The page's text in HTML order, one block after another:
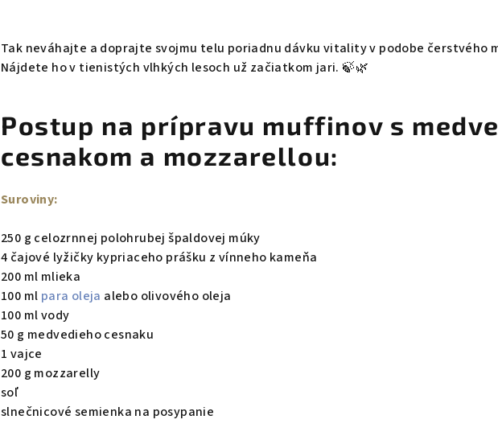
Tak neváhajte a doprajte svojmu telu poriadnu dávku vitality v podobe čerstvého
Nájdete ho v tienistých vlhkých lesoch už začiatkom jari. 🍃🌿
Postup na prípravu muffinov s
cesnakom a mozzarellou:
Suroviny:
250 g celozrnnej polohrubej špaldovej múky
4 čajové lyžičky kypriaceho prášku z vínneho kameňa
200 ml mlieka
100 ml para oleja alebo olivového oleja
100 ml vody
50 g medvedieho cesnaku
1 vajce
200 g mozzarelly
soľ
slnečnicové semienka na posypanie